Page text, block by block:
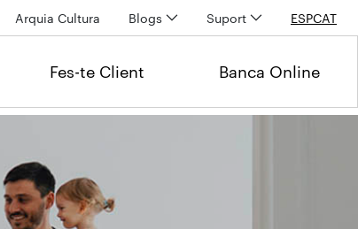
Arquia Cultura Blogs Suport ESPCAT
Fes-te Client Banca Online